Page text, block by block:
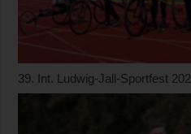
39. Int. Ludwig-Jall-Sportfest